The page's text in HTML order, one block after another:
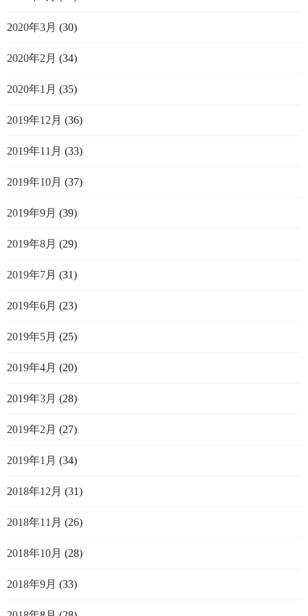
2020年3月 (30)
2020年2月 (34)
2020年1月 (35)
2019年12月 (36)
2019年11月 (33)
2019年10月 (37)
2019年9月 (39)
2019年8月 (29)
2019年7月 (31)
2019年6月 (23)
2019年5月 (25)
2019年4月 (20)
2019年3月 (28)
2019年2月 (27)
2019年1月 (34)
2018年12月 (31)
2018年11月 (26)
2018年10月 (28)
2018年9月 (33)